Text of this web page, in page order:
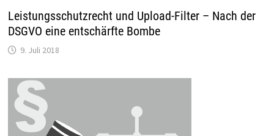
Leistungsschutzrecht und Upload-Filter – Nach der
DSGVO eine entschärfte Bombe
9. Juli 2018